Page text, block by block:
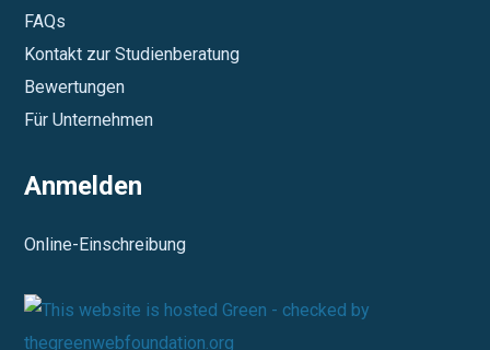
FAQs
Kontakt zur Studienberatung
Bewertungen
Für Unternehmen
Anmelden
Online-Einschreibung